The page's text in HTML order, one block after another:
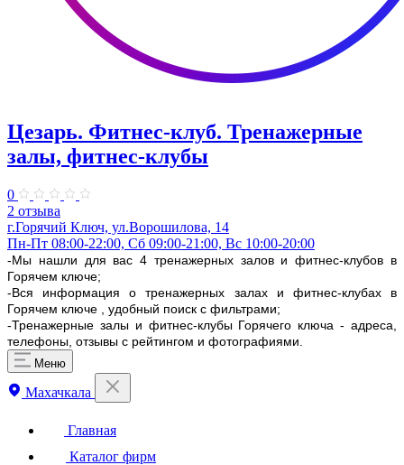
Цезарь. Фитнес-клуб. Тренажерные
залы, фитнес-клубы
0
2 отзыва
г.Горячий Ключ, ул.Ворошилова, 14
Пн-Пт 08:00-22:00, Сб 09:00-21:00, Вс 10:00-20:00
-Мы нашли для вас 4 тренажерных залов и фитнес-клубов в
Горячем ключе;
-Вся информация о тренажерных залах и фитнес-клубах в
Горячем ключе , удобный поиск с фильтрами;
-Тренажерные залы и фитнес-клубы Горячего ключа - адреса,
телефоны, отзывы с рейтингом и фотографиями.
Меню
Махачкала
Главная
Каталог фирм